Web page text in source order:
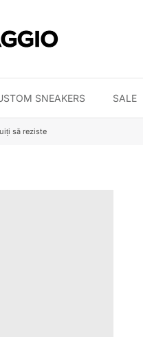
SNEAKERS SALE
să reziste